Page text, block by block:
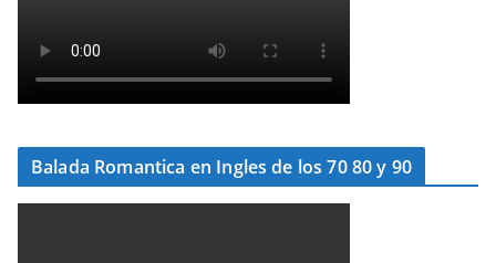
Balada Romantica en Ingles de los 70 80 y 90